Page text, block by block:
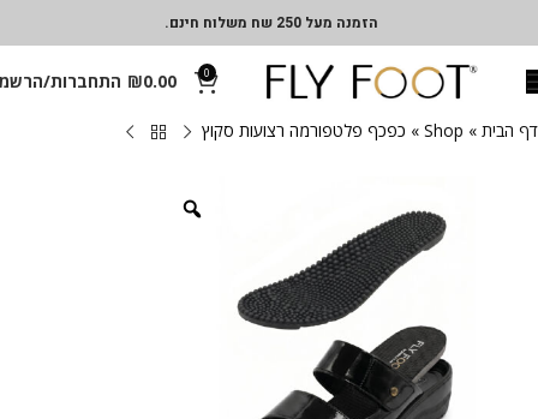
הזמנה מעל 250 שח משלוח חינם.
0
₪0.00 התחברות/
דף הבית »
Shop
» כפכף פלטפורמה רצועות סקוץ